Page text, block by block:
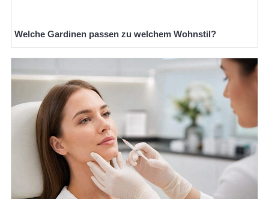
Welche Gardinen passen zu welchem Wohnstil?